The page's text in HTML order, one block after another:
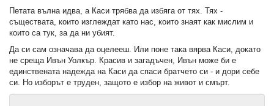
Петата вълна идва, а Каси трябва да избяга от тях. Тях -
съществата, които изглеждат като нас, които знаят как мислим и
които са тук, за да ни убият.
Да си сам означава да оцелееш. Или поне така вярва Каси, докато
не среща Ивън Уолкър. Красив и загадъчен, Ивън може би е
единствената надежда на Каси да спаси братчето си - и дори себе
си. Но изборът е труден, защото е избор на живот и смърт.